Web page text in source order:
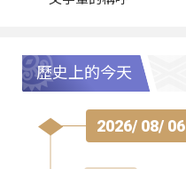
歷史上的今天
2026/ 08/ 06